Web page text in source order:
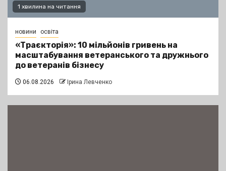
1 хвилина на читання
новини освіта
«Траєкторія»: 10 мільйонів гривень на
масштабування ветеранського та дружнього
до ветеранів бізнесу
06.08.2026 Ірина Левченко